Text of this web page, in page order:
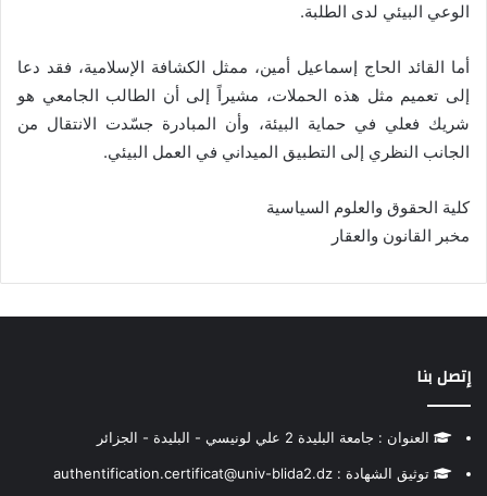
الوعي البيئي لدى الطلبة.
أما القائد الحاج إسماعيل أمين، ممثل الكشافة الإسلامية، فقد دعا
إلى تعميم مثل هذه الحملات، مشيراً إلى أن الطالب الجامعي هو
شريك فعلي في حماية البيئة، وأن المبادرة جسّدت الانتقال من
الجانب النظري إلى التطبيق الميداني في العمل البيئي.
كلية الحقوق والعلوم السياسية
مخبر القانون والعقار
إتصل بنا
العنوان : جامعة البليدة 2 علي لونيسي - البليدة - الجزائر
توثيق الشهادة : authentification.certificat@univ-blida2.dz